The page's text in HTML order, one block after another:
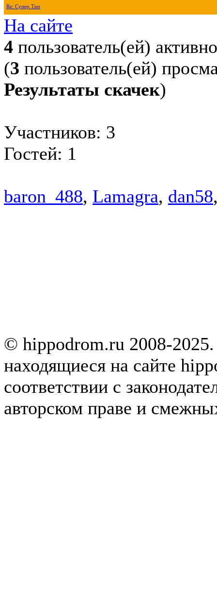
Re: Супер Тип
На сайте
4 пользователь(ей) активно
(3 пользователь(ей)
Результаты скачек)
Участников: 3
Гостей: 1
baron_488, Lamagra, dan58
© hippodrom.ru 2008-
находящиеся на сайте
соответствии с
авторском праве и